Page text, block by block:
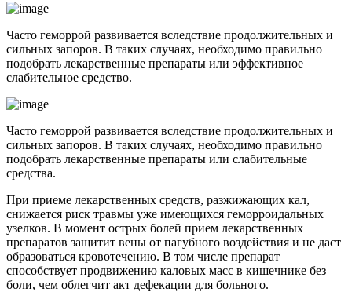
Часто геморрой развивается вследствие продолжительных и
сильных запоров. В таких случаях, необходимо правильно
подобрать лекарственные препараты или эффективное
слабительное средство.
Часто геморрой развивается вследствие продолжительных и
сильных запоров. В таких случаях, необходимо правильно
подобрать лекарственные препараты или слабительные
средства.
При приеме лекарственных средств, разжижающих кал,
снижается риск травмы уже имеющихся геморроидальных
узелков. В момент острых болей прием лекарственных
препаратов защитит вены от пагубного воздействия и не даст
образоваться кровотечению. В том числе препарат
способствует продвижению каловых масс в кишечнике без
боли, чем облегчит акт дефекации для больного.